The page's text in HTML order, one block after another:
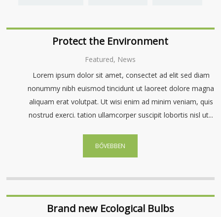
Protect the Environment
Featured, News
Lorem ipsum dolor sit amet, consectet ad elit sed diam
nonummy nibh euismod tincidunt ut laoreet dolore magna
aliquam erat volutpat. Ut wisi enim ad minim veniam, quis
nostrud exerci. tation ullamcorper suscipit lobortis nisl ut...
BŐVEBBEN
Brand new Ecological Bulbs